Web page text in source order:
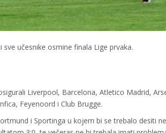
učesnike osmine finala Lige prvaka.
Liverpool, Barcelona, Atletico Madrid,
Feyenoord i Club Brugge.
i Sportinga u kojem bi se trebalo desiti